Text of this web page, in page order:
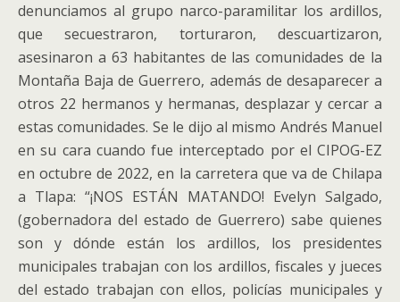
denunciamos al grupo narco-paramilitar los ardillos,
que secuestraron, torturaron, descuartizaron,
asesinaron a 63 habitantes de las comunidades de la
Montaña Baja de Guerrero, además de desaparecer a
otros 22 hermanos y hermanas, desplazar y cercar a
estas comunidades. Se le dijo al mismo Andrés Manuel
en su cara cuando fue interceptado por el CIPOG-EZ
en octubre de 2022, en la carretera que va de Chilapa
a Tlapa: “¡NOS ESTÁN MATANDO! Evelyn Salgado,
(gobernadora del estado de Guerrero) sabe quienes
son y dónde están los ardillos, los presidentes
municipales trabajan con los ardillos, fiscales y jueces
del estado trabajan con ellos, policías municipales y